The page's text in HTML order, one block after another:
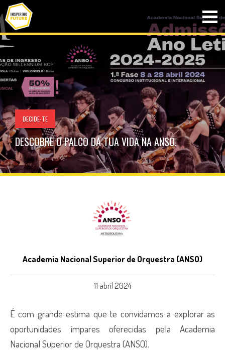
DECIDE-TE
DESCOBRE O PALCO DA TUA VIDA NA ANSO!
Academia Nacional Superior de Orquestra (ANSO)
11 abril 2024
É com grande estima que te convidamos a explorar as
oportunidades ímpares oferecidas pela Academia
Nacional Superior de Orquestra (ANSO).